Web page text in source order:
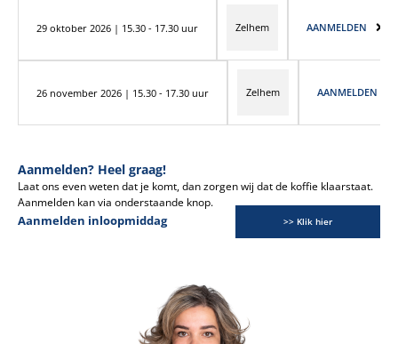
29 oktober 2026 | 15.30 - 17.30 uur Zelhem AANMELDEN
26 november 2026 | 15.30 - 17.30 uur Zelhem AANMELDEN
Aanmelden? Heel graag!
Laat ons even weten dat je komt, dan zorgen wij dat de koffie klaarstaat.
Aanmelden kan via onderstaande knop.
>> Klik hier
Aanmelden inloopmiddag